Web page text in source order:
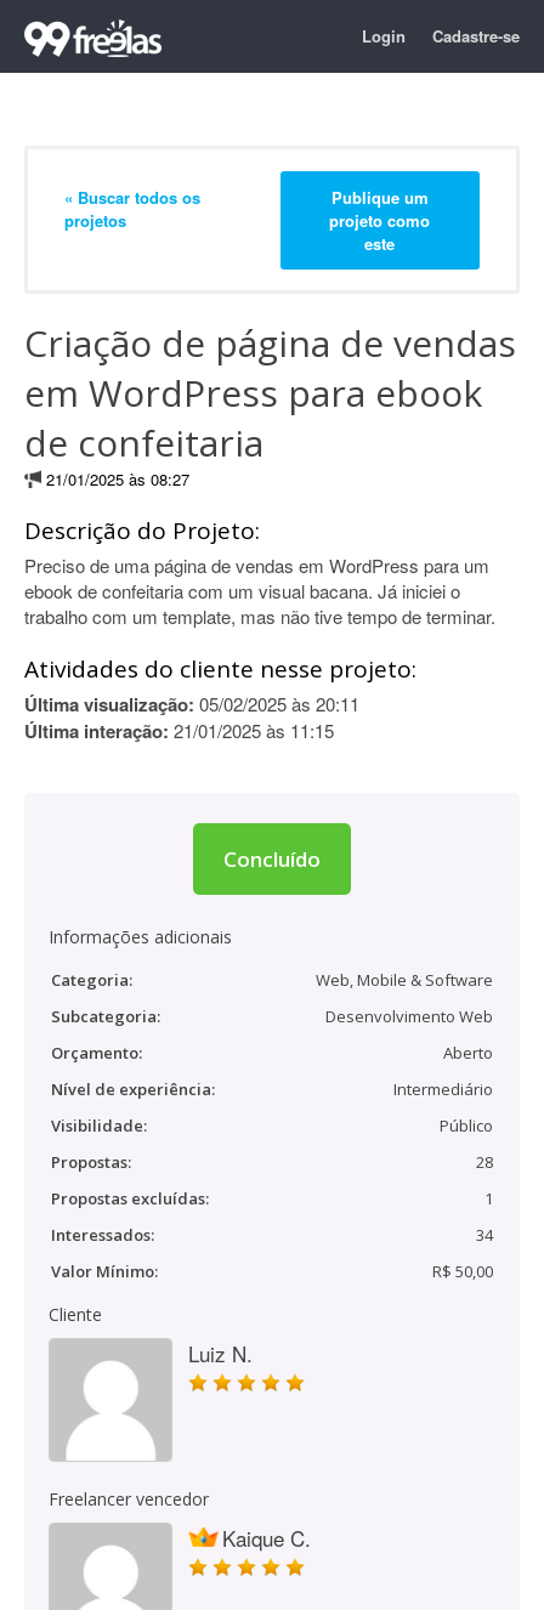
Login Cadastre-se
« Buscar todos os
projetos
Publique um
projeto como
este
Criação de página de vendas
em WordPress para ebook
de confeitaria
21/01/2025 às 08:27
Descrição do Projeto:
Preciso de uma página de vendas em WordPress para um
ebook de confeitaria com um visual bacana. Já iniciei o
trabalho com um template, mas não tive tempo de terminar.
Atividades do cliente nesse projeto:
Última visualização: 05/02/2025 às 20:11
Última interação: 21/01/2025 às 11:15
Concluído
Informações adicionais
Categoria:
Web, Mobile & Software
Subcategoria:
Desenvolvimento Web
Orçamento:
Aberto
Nível de experiência:
Intermediário
Visibilidade:
Público
Propostas:
28
Propostas excluídas:
1
Interessados:
34
Valor Mínimo:
R$ 50,00
Cliente
Luiz N.
Freelancer vencedor
Kaique C.